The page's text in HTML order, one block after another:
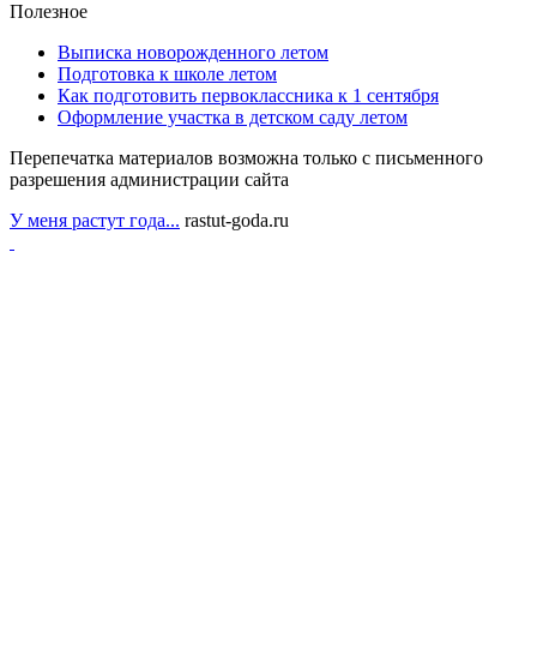
Полезное
Выписка новорожденного летом
Подготовка к школе летом
Как подготовить первоклассника к 1 сентября
Оформление участка в детском саду летом
Перепечатка материалов возможна только с письменного
разрешения администрации сайта
У меня растут года... rastut-goda.ru